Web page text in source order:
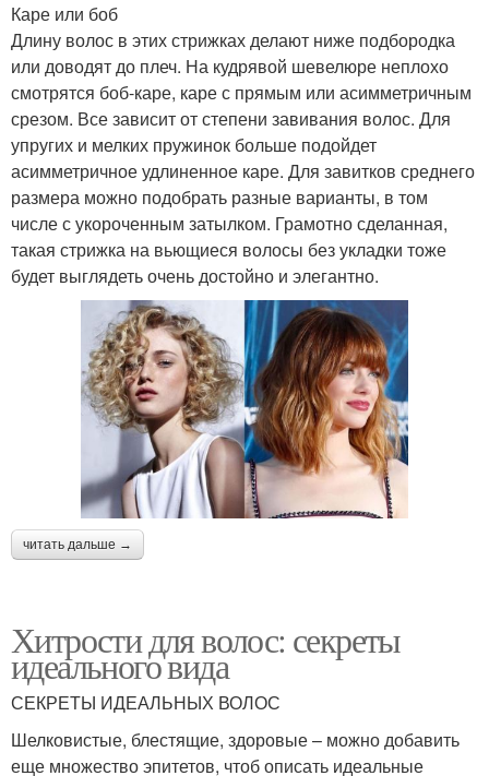
Каре или боб
Длину волос в этих стрижках делают ниже подбородка
или доводят до плеч. На кудрявой шевелюре неплохо
смотрятся боб-каре, каре с прямым или асимметричным
срезом. Все зависит от степени завивания волос. Для
упругих и мелких пружинок больше подойдет
асимметричное удлиненное каре. Для завитков среднего
размера можно подобрать разные варианты, в том
числе с укороченным затылком. Грамотно сделанная,
такая стрижка на вьющиеся волосы без укладки тоже
будет выглядеть очень достойно и элегантно.
читать дальше →
Хитрости для волос: секреты
идеального вида
СЕКРЕТЫ ИДЕАЛЬНЫХ ВОЛОС
Шелковистые, блестящие, здоровые – можно добавить
еще множество эпитетов, чтоб описать идеальные